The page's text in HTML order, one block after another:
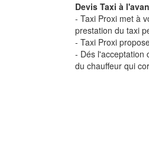
Devis Taxi à
- Taxi Proxi met à
prestation du taxi
- Taxi Proxi
- Dés l'acceptation
du chauffeur qui